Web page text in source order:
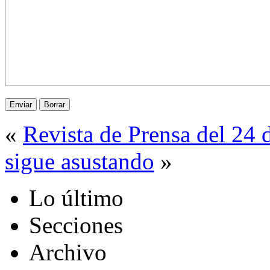
« Revista de Prensa del 24
sigue asustando »
Lo último
Secciones
Archivo